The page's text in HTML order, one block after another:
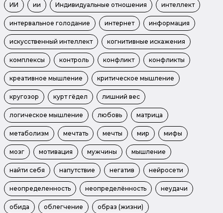
ИИ ии Индивидуальные отношения интеллект
интервальное голодание интернет информация
искусственный интеллект когнитивные искажения
комплексы контроль конфликт конфликты
креативное мышление критическое мышление
кругозор курт гёдел лишний вес
логическое мышление любовь матрица
метаболизм мечтать мечты мир мифы
мозг мотивация мужчины мышление
найти себя напутствие негатив нейросети
неопределенность неопределённость неудачи
обида облегчение образ (жизни)